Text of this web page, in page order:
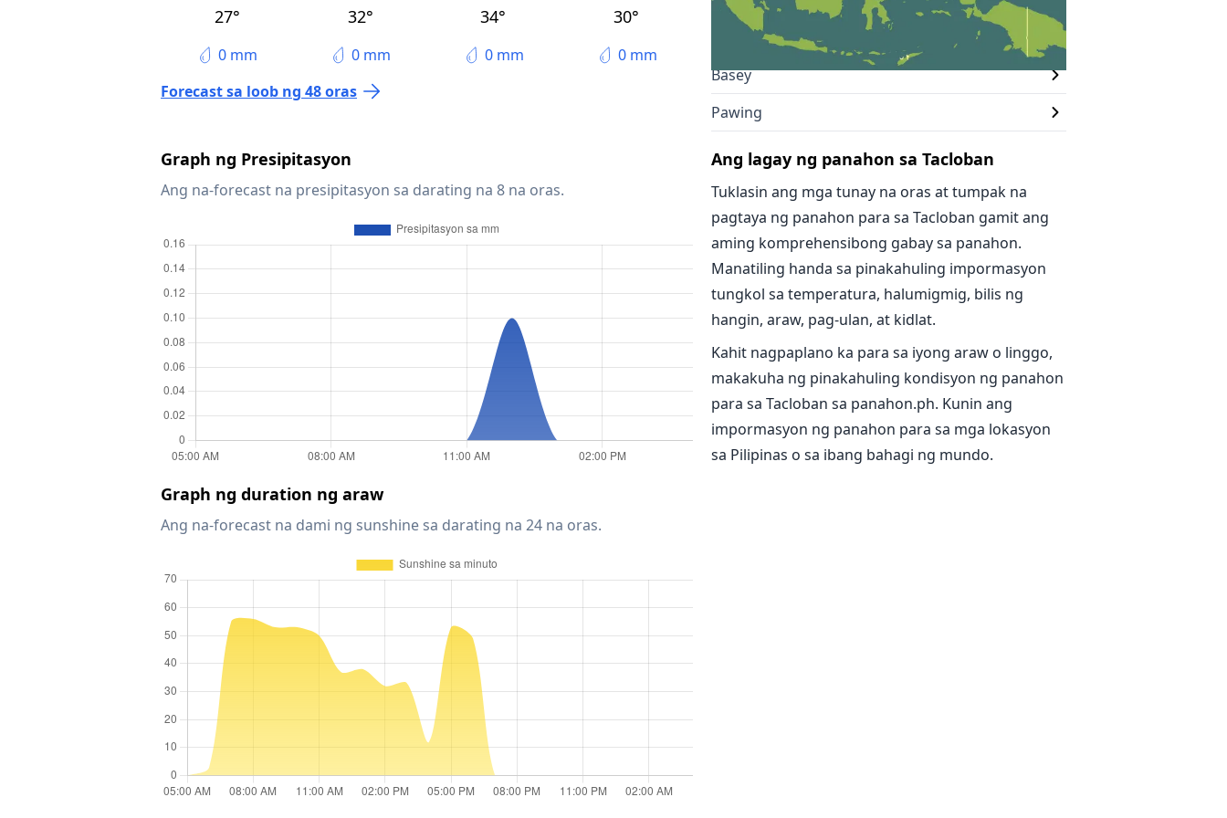
27°
0 mm
32°
0 mm
34°
0 mm
30°
0 mm
Forecast sa loob ng 48 oras
Graph ng Presipitasyon
Ang na-forecast na presipitasyon sa darating na 8 na oras.
Graph ng duration ng araw
Ang na-forecast na dami ng sunshine sa darating na 24 na oras.
Basey
Pawing
Ang lagay ng panahon sa Tacloban
Tuklasin ang mga tunay na oras at tumpak na
pagtaya ng panahon para sa Tacloban gamit ang
aming komprehensibong gabay sa panahon.
Manatiling handa sa pinakahuling impormasyon
tungkol sa temperatura, halumigmig, bilis ng
hangin, araw, pag-ulan, at kidlat.
Kahit nagpaplano ka para sa iyong araw o linggo,
makakuha ng pinakahuling kondisyon ng panahon
para sa Tacloban sa panahon.ph. Kunin ang
impormasyon ng panahon para sa mga lokasyon
sa Pilipinas o sa ibang bahagi ng mundo.